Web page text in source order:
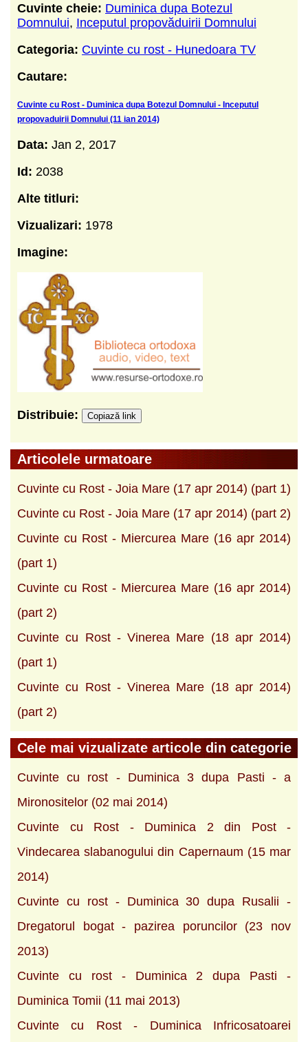
Cuvinte cheie: Duminica dupa Botezul
Domnului, Inceputul propovăduirii Domnului
Categoria: Cuvinte cu rost - Hunedoara TV
Cautare:
Cuvinte cu Rost - Duminica dupa Botezul Domnului - Inceputul
propovaduirii Domnului (11 ian 2014)
Data: Jan 2, 2017
Id: 2038
Alte titluri:
Vizualizari: 1978
Imagine:
Distribuie: Copiază link
Articolele urmatoare
Cuvinte cu Rost - Joia Mare (17 apr 2014) (part 1)
Cuvinte cu Rost - Joia Mare (17 apr 2014) (part 2)
Cuvinte cu Rost - Miercurea Mare (16 apr 2014)
(part 1)
Cuvinte cu Rost - Miercurea Mare (16 apr 2014)
(part 2)
Cuvinte cu Rost - Vinerea Mare (18 apr 2014)
(part 1)
Cuvinte cu Rost - Vinerea Mare (18 apr 2014)
(part 2)
Cele mai vizualizate articole din categorie
Cuvinte cu rost - Duminica 3 dupa Pasti - a
Mironositelor (02 mai 2014)
Cuvinte cu Rost - Duminica 2 din Post -
Vindecarea slabanogului din Capernaum (15 mar
2014)
Cuvinte cu rost - Duminica 30 dupa Rusalii -
Dregatorul bogat - pazirea poruncilor (23 nov
2013)
Cuvinte cu rost - Duminica 2 dupa Pasti -
Duminica Tomii (11 mai 2013)
Cuvinte cu Rost - Duminica Infricosatoarei